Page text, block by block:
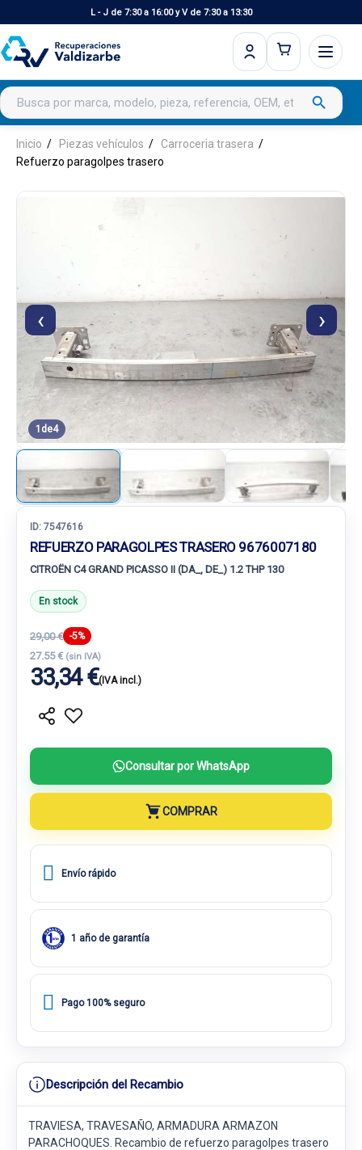
L - J de 7:30 a 16:00 y V de 7:30 a 13:30
Buscar productos search
Inicio Piezas vehículos
Carroceria trasera
Refuerzo paragolpes trasero
‹ ›
1 de4
ID: 7547616
REFUERZO PARAGOLPES TRASERO 9676007180
CITROËN C4 GRAND PICASSO II (DA_, DE_) 1.2 THP 130
En stock
29,00 € -5%
27.55 € (sin IVA)
33,34 €(IVA incl.)
Consultar por WhatsApp
COMPRAR
Envío rápido
1 año de garantía
Pago 100% seguro
Descripción del Recambio
TRAVIESA, TRAVESAÑO, ARMADURA ARMAZON
PARACHOQUES. Recambio de refuerzo paragolpes trasero